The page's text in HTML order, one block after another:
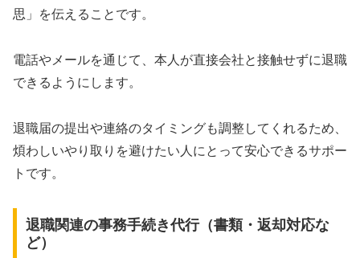
思」を伝えることです。
電話やメールを通じて、本人が直接会社と接触せずに退職
できるようにします。
退職届の提出や連絡のタイミングも調整してくれるため、
煩わしいやり取りを避けたい人にとって安心できるサポー
トです。
退職関連の事務手続き代行（書類・返却対応な
ど）